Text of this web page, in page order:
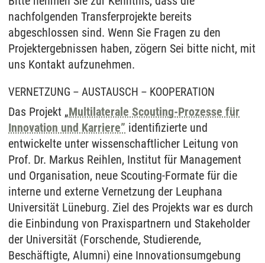
nachfolgenden Transferprojekte bereits
abgeschlossen sind. Wenn Sie Fragen zu den
Projektergebnissen haben, zögern Sei bitte nicht, mit
uns Kontakt aufzunehmen.
VERNETZUNG – AUSTAUSCH – KOOPERATION
Das Projekt „Multilaterale Scouting-Prozesse für
Innovation und Karriere” identifizierte und
entwickelte unter wissenschaftlicher Leitung von
Prof. Dr. Markus Reihlen, Institut für Management
und Organisation, neue Scouting-Formate für die
interne und externe Vernetzung der Leuphana
Universität Lüneburg. Ziel des Projekts war es durch
die Einbindung von Praxispartnern und Stakeholder
der Universität (Forschende, Studierende,
Beschäftigte, Alumni) eine Innovationsumgebung